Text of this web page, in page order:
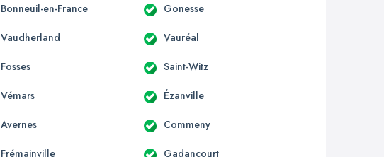
Bonneuil-en-France Gonesse
Vaudherland Vauréal
Fosses Saint-Witz
Vémars Ézanville
Avernes Commeny
Frémainville Gadancourt